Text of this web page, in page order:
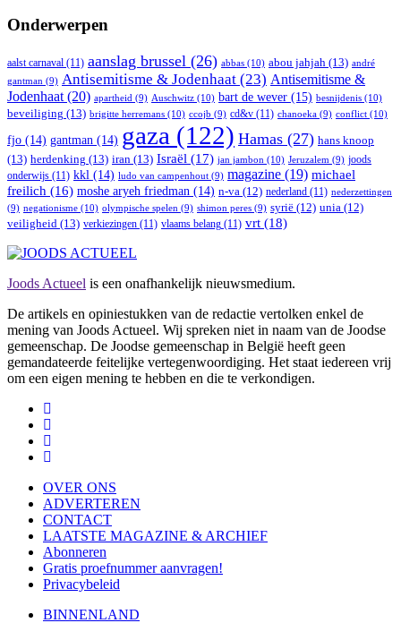
Onderwerpen
aalst carnaval (11) aanslag brussel (26) abbas (10) abou jahjah (13) andré
gantman (9) Antisemitisme & Jodenhaat (23) Antisemitisme &
Jodenhaat (20) apartheid (9) Auschwitz (10) bart de wever (15) besnijdenis (10)
beveiliging (13) brigitte herremans (10) ccojb (9) cd&v (11) chanoeka (9) conflict (10)
fjo (14) gantman (14) gaza (122) Hamas (27) hans knoop
(13) herdenking (13) iran (13) Israël (17) jan jambon (10) Jeruzalem (9) joods
onderwijs (11) kkl (14) ludo van campenhout (9) magazine (19) michael
freilich (16) moshe aryeh friedman (14) n-va (12) nederland (11) nederzettingen
(9) negationisme (10) olympische spelen (9) shimon peres (9) syrië (12) unia (12)
veiligheid (13) verkiezingen (11) vlaams belang (11) vrt (18)
Joods Actueel is een onafhankelijk nieuwsmedium.
De artikels en opiniestukken van de redactie vertolken enkel de
mening van Joods Actueel. Wij spreken niet in naam van de Joodse
gemeenschap. De Joodse gemeenschap in België heeft geen
gemandateerde feitelijke vertegenwoordiging. Het staat iedereen vrij
om een eigen mening te hebben en die te verkondigen.
OVER ONS
ADVERTEREN
CONTACT
LAATSTE MAGAZINE & ARCHIEF
Abonneren
Gratis proefnummer aanvragen!
Privacybeleid
BINNENLAND